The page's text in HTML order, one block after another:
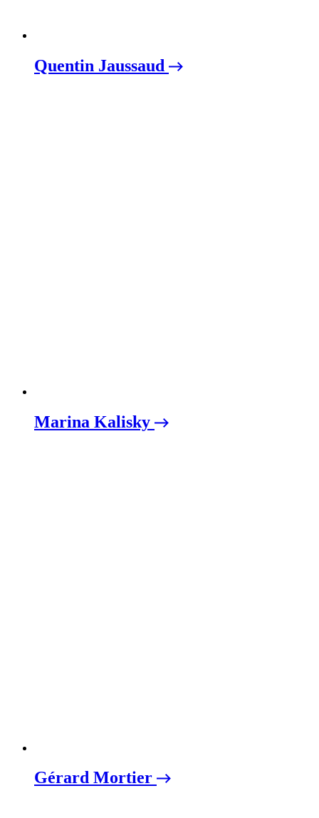
Quentin Jaussaud
Marina Kalisky
Gérard Mortier